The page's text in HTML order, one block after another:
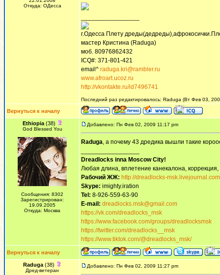
Откуда: ОДесса
г.Одесса Плету
мастер Кристина (Raduga)
моб. 80976862432
ICQ#: 371-801-421
email^ raduga.kri@rambler.ru
www.afroart.ucoz.ru
http://vkontakte.ru/id7496741
Последний раз редактировалось: Raduga (Вт Фев 03,
Вернуться к началу
Ethiopia(38)
God Blessed You
Сообщения: 8302
Зарегистрирован:
19.09.2005
Откуда: Москва
Добавлено: Пн Фев 02, 2009 11:17 pm
Raduga, а почему 43 дредика вышли такие
Dreadlocks inna Moscow Сity!
Любая длина, вплетение канекалона,
Рабочий ЖЖ: http://dreadlocks-
Skype: imighty.iration
Tel: 8-926-559-63-90
E-mail: dreadlocks.msk@gmail.com
https://vk.com/dreadlocks_msk
https://www.facebook.com/groups/dreadlocksmsk
https://twitter.com/dreadlocks__msk
https://www.tiktok.com/@dreadlocks_msk/
Вернуться к началу
Raduga (38)
Дред-ветеран
Добавлено: Пн Фев 02, 2009 11:27 pm